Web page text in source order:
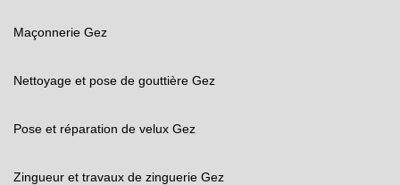
Maçonnerie Gez
Nettoyage et pose de gouttière Gez
Pose et réparation de velux Gez
Zingueur et travaux de zinguerie Gez